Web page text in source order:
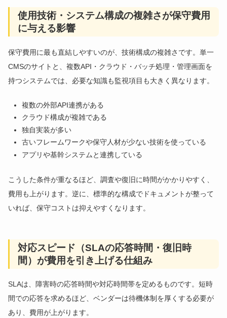
使用技術・システム構成の複雑さが保守費用
に与える影響
保守費用に最も直結しやすいのが、技術構成の複雑さです。単一
CMSのサイトと、複数API・クラウド・バッチ処理・管理画面を
持つシステムでは、必要な知識も監視項目も大きく異なります。
複数の外部API連携がある
クラウド構成が複雑である
独自実装が多い
古いフレームワークや保守人材が少ない技術を使っている
アプリや基幹システムと連携している
こうした条件が重なるほど、調査や復旧に時間がかかりやすく、
費用も上がります。逆に、標準的な構成でドキュメントが整って
いれば、保守コストは抑えやすくなります。
対応スピード（SLAの応答時間・復旧時
間）が費用を引き上げる仕組み
SLAは、障害時の応答時間や対応時間帯を定めるものです。短時
間での応答を求めるほど、ベンダーは待機体制を厚くする必要が
あり、費用が上がります。